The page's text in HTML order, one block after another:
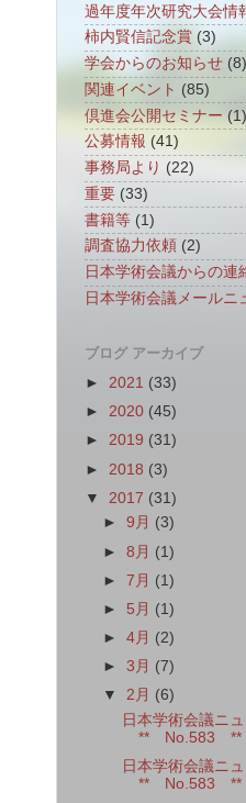
過年度年次研究大会情
柿内賢信記念賞 (3)
学会からのお知らせ (8)
関連イベント (85)
倶進会公開セミナー (1)
公募情報 (41)
事務局より (22)
重要 (33)
書籍等 (1)
調査協力依頼 (2)
日本学術会議からの連
日本学術会議メールニ
ブログ アーカイブ
► 2021 (33)
► 2020 (45)
► 2019 (31)
► 2018 (3)
▼ 2017 (31)
►9月 (3)
►8月 (1)
►7月 (1)
► 5月 (1)
►4月 (2)
►3月 (7)
▼2月 (6)
日本学術会議ニ
** No.583 **
日本学術会議ニ
** No.583 **